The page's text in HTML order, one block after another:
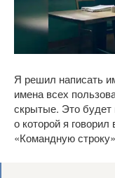
Я решил написать
имена всех
скрытые. Это будет
о которой я
«Командную